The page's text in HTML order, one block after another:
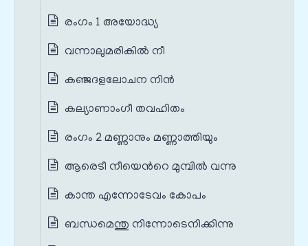
രംഗം 1 അയോദ്ധ്യ
വന്നാലുമരികില്‍ നീ
കഞ്ജദളലോചന നിന്‍
കല്യാണാംഗീ തവഹിതം
രംഗം 2 മണ്ണാനും മണ്ണാത്തിയും
ആരെടീ നീയെന്‍റെ മുമ്പില്‍ വന്നു
കാന്ത എന്നോടേവം കോപം
ബന്ധമെന്തു നിന്നോടെനിക്കിന്നു